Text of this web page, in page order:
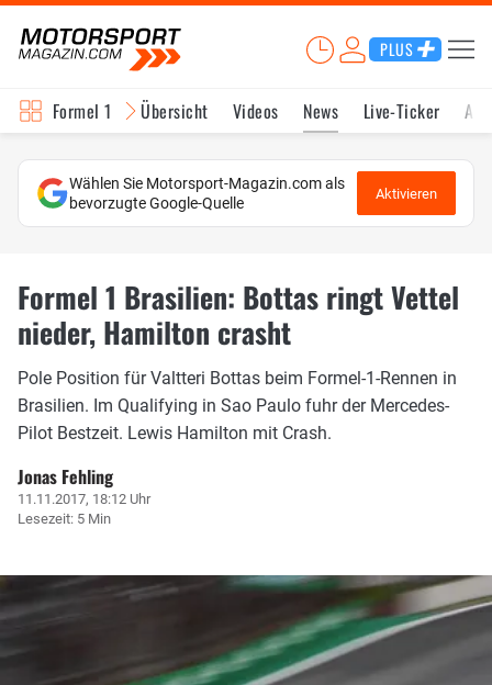
PLUS
Formel 1 Übersicht Videos News Live-Ticker
Wählen Sie Motorsport-Magazin.com als
bevorzugte Google-Quelle
Aktivieren
Formel 1 Brasilien: Bottas ringt Vettel
nieder, Hamilton crasht
Pole Position für Valtteri Bottas beim Formel-1-Rennen in
Brasilien. Im Qualifying in Sao Paulo fuhr der Mercedes-
Pilot Bestzeit. Lewis Hamilton mit Crash.
Jonas Fehling
11.11.2017, 18:12 Uhr
Lesezeit: 5 Min